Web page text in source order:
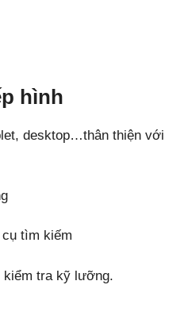
hình
desktop…thân thiện với
tìm kiếm
kiểm tra kỹ lưỡng.